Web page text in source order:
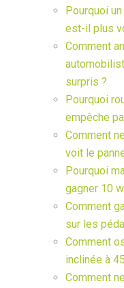
Pourquoi
est-il plus
Comment
surpris ?
Pourquoi
empêche
Comment
voit le
Pourquoi
gagner 10
Comment
sur les
Comment
inclinée à
Comment